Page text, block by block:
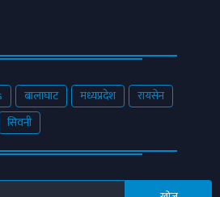
बालाघाट मध्यप्रदेश
रायसेन
सिवनी